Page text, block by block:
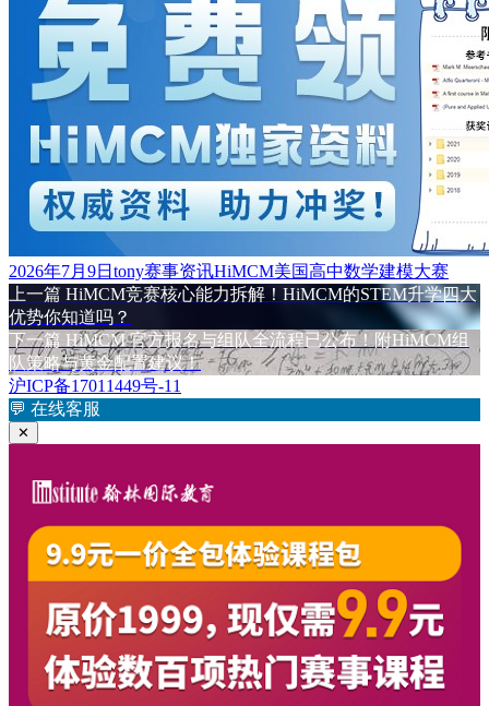
发
布
于
2026年7月9日 作
者
tony分
类
赛事资讯标
签
HiMCM美国高中数学建模大赛
文
章
导
航
上一篇 上
篇
文
章：
HiMCM竞赛核心能力拆解！HiMCM的STEM升学四大
优势你知道吗？
下一篇 下
篇
文
章：
HiMCM 官方报名与组队全流程已公布！附HiMCM组
队策略与黄金配置建议！
沪ICP备17011449号-11
💬 在线客服
✕